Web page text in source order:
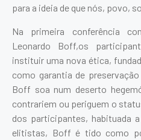
para a ideia de que nós, povo,
Na primeira conferência
Leonardo Boff,os
instituir uma nova ética,
como garantia de
Boff soa num deserto
contrariem ou periguem o
dos participantes, habituada
elitistas, Boff é tido como